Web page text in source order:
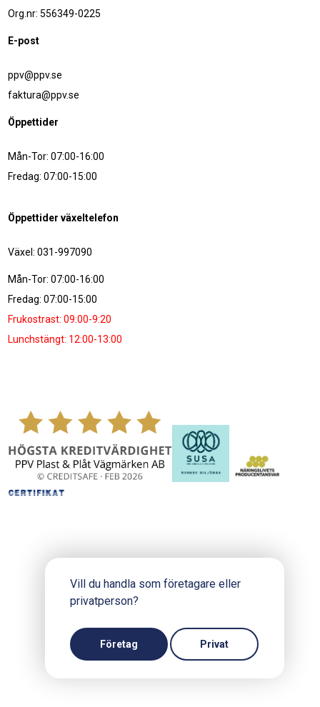
Org.nr: 556349-0225
E-post
ppv@ppv.se
faktura@ppv.se
Öppettider
Mån-Tor: 07:00-16:00
Fredag: 07:00-15:00
Öppettider växeltelefon
Växel: 031-997090
Mån-Tor: 07:00-16:00
Fredag: 07:00-15:00
Frukostrast: 09:00-9:20
Lunchstängt: 12:00-13:00
Produktion och design: Webbpartner
Vill du handla som företagare eller
privatperson?
Företag Privat